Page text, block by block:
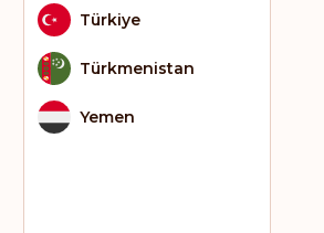
Türkiye
Türkmenistan
Yemen